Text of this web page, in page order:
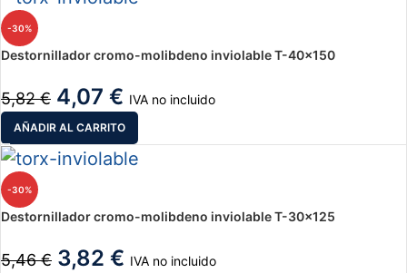
-30%
Destornillador cromo-molibdeno inviolable T-40×150
5,82€ 4,07 € IVA no incluido
AÑADIR AL CARRITO
-30%
Destornillador cromo-molibdeno inviolable T-30×125
5,46€ 3,82 € IVA no incluido